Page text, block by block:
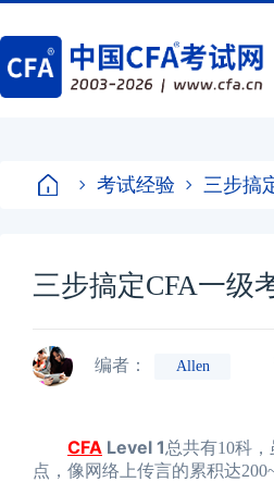
考试经验 三步搞
三步搞定CFA一级
编者： Allen
CFA Level 1总共有10科
点，像网络上传言的累积达